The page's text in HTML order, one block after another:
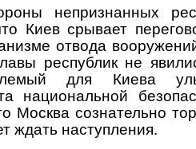
непризнанных
Киев срывает
отвода
республик не
для Киева
национальной
Москва сознательно
ждать наступления.